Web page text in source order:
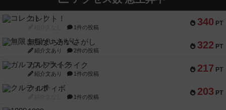
340 PT
コレクト！
1件の投稿
322 PT
無限まちがいさがし
紹介文あり 2件の投稿
217 PT
ガルフストライク
紹介文あり 1件の投稿
203 PT
クルティボ
1件の投稿